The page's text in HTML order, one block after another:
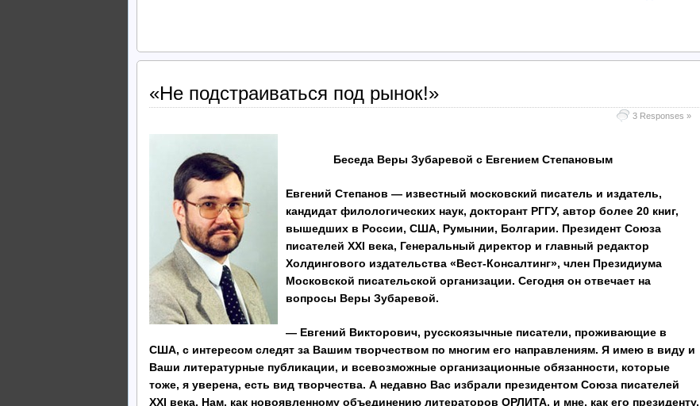
«Не подстраиваться под рынок!»
3 Responses »
Беседа Веры Зубаревой с Евгением Степановым
Евгений Степанов — известный московский писатель и издатель,
кандидат филологических наук, докторант РГГУ, автор более 20 книг,
вышедших в России, США, Румынии, Болгарии. Президент Союза
писателей ХХI века, Генеральный директор и главный редактор
Холдингового издательства «Вест-Консалтинг», член Президиума
Московской писательской организации. Сегодня он отвечает на
вопросы Веры Зубаревой.
— Евгений Викторович, русскоязычные писатели, проживающие в
США, с интересом следят за Вашим творчеством по многим его направлениям. Я имею в виду и
Ваши литературные публикации, и всевозможные организационные обязанности, которые
тоже, я уверена, есть вид творчества. А недавно Вас избрали президентом Союза писателей
ХХI века. Нам, как новоявленному объединению литераторов ОРЛИТА, и мне, как его президенту,